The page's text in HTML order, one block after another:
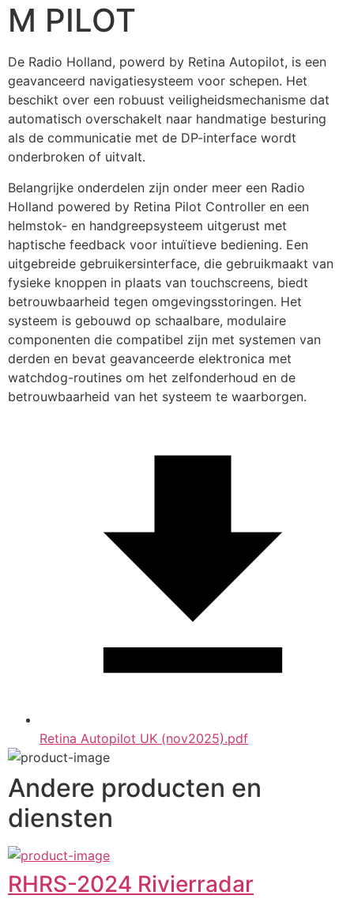
M PILOT
De Radio Holland, powerd by Retina Autopilot, is een
geavanceerd navigatiesysteem voor schepen. Het
beschikt over een robuust veiligheidsmechanisme dat
automatisch overschakelt naar handmatige besturing
als de communicatie met de DP-interface wordt
onderbroken of uitvalt.
Belangrijke onderdelen zijn onder meer een Radio
Holland powered by Retina Pilot Controller en een
helmstok- en handgreepsysteem uitgerust met
haptische feedback voor intuïtieve bediening. Een
uitgebreide gebruikersinterface, die gebruikmaakt van
fysieke knoppen in plaats van touchscreens, biedt
betrouwbaarheid tegen omgevingsstoringen. Het
systeem is gebouwd op schaalbare, modulaire
componenten die compatibel zijn met systemen van
derden en bevat geavanceerde elektronica met
watchdog-routines om het zelfonderhoud en de
betrouwbaarheid van het systeem te waarborgen.
Retina Autopilot UK (nov2025).pdf
Andere producten en
diensten
RHRS-2024 Rivierradar